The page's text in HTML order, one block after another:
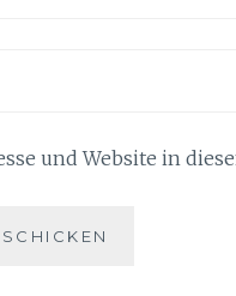
und Website in